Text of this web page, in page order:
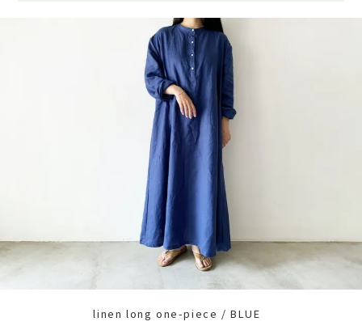
linen long one-piece / BLUE